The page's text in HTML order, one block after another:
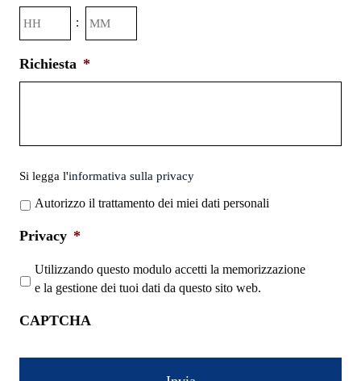
MM
slash
:
Ore Minuti
Richiesta *
Si
l'informativa
sulla
privacy
Si legga l'informativa sulla privacy
Autorizzo il trattamento dei miei dati personali
Privacy *
Utilizzando questo modulo accetti la memorizzazione
e la gestione dei tuoi dati da questo sito web.
CAPTCHA